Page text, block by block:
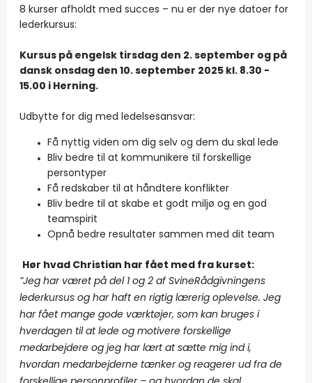
8 kurser afholdt med succes – nu er der nye datoer for
lederkursus:
Kursus på engelsk tirsdag den 2. september og på
dansk onsdag den 10. september 2025 kl. 8.30 -
15.00 i Herning.
Udbytte for dig med ledelsesansvar:
Få nyttig viden om dig selv og dem du skal lede
Bliv bedre til at kommunikere til forskellige
persontyper
Få redskaber til at håndtere konflikter
Bliv bedre til at skabe et godt miljø og en god
teamspirit
Opnå bedre resultater sammen med dit team
Hør hvad Christian har fået med fra kurset:
”Jeg har været på del 1 og 2 af SvineRådgivningens
lederkursus og har haft en rigtig lærerig oplevelse. Jeg
har fået mange gode værktøjer, som kan bruges i
hverdagen til at lede og motivere forskellige
medarbejdere og jeg har lært at sætte mig ind i,
hvordan medarbejderne tænker og reagerer ud fra de